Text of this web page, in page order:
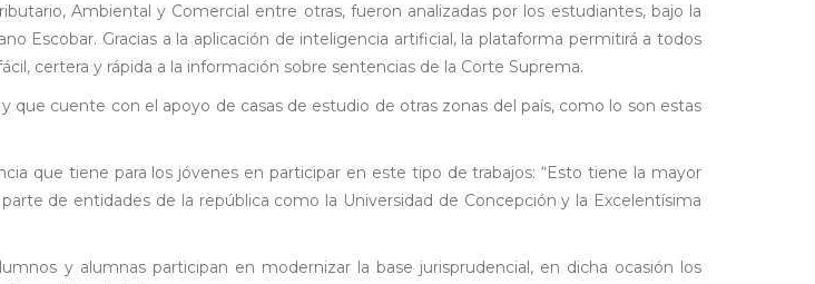
Ambiental y Comercial entre otras, fueron analizadas por los estudiantes, bajo la
Escobar. Gracias a la aplicación de inteligencia artificial, la plataforma permitirá a todos
certera y rápida a la información sobre sentencias de la Corte Suprema.
cuente con el apoyo de casas de estudio de otras zonas del país, como lo son estas
que tiene para los jóvenes en participar en este tipo de trabajos: “Esto tiene la mayor
de entidades de la república como la Universidad de Concepción y la Excelentísima
y alumnas participan en modernizar la base jurisprudencial, en dicha ocasión los